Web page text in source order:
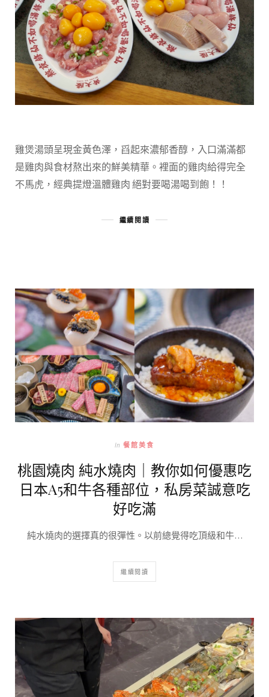
雞煲湯頭呈現金黃色澤，舀起來濃郁香醇，入口滿滿都
是雞肉與食材熬出來的鮮美精華。裡面的雞肉給得完全
不馬虎，經典提燈溫體雞肉 絕對要喝湯喝到飽！！
繼續閱讀
In 餐館美食
桃園燒肉 純水燒肉｜教你如何優惠吃
日本A5和牛各種部位，私房菜誠意吃
好吃滿
純水燒肉的選擇真的很彈性。以前總覺得吃頂級和牛…
繼續閱讀